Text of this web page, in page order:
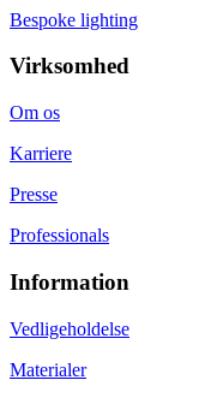
Bespoke lighting
Virksomhed
Om os
Karriere
Presse
Professionals
Information
Vedligeholdelse
Materialer